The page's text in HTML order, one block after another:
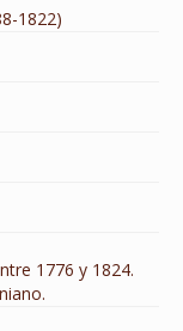
1822)
1776 y 1824.